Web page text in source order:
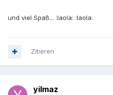
und viel Spaß... :laola: :laola:
Zitieren
yilmaz